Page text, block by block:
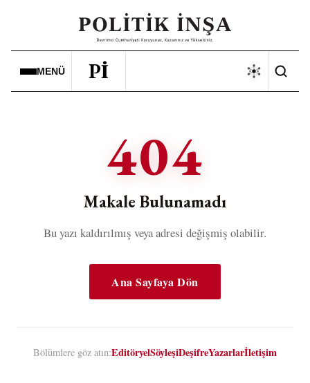
MENÜ Pİ
404
Makale Bulunamadı
Bu yazı kaldırılmış veya adresi değişmiş olabilir.
Ana Sayfaya Dön
Bölümlere göz atın:EditöryelSöyleşiDeşifreYazarlarİletişim